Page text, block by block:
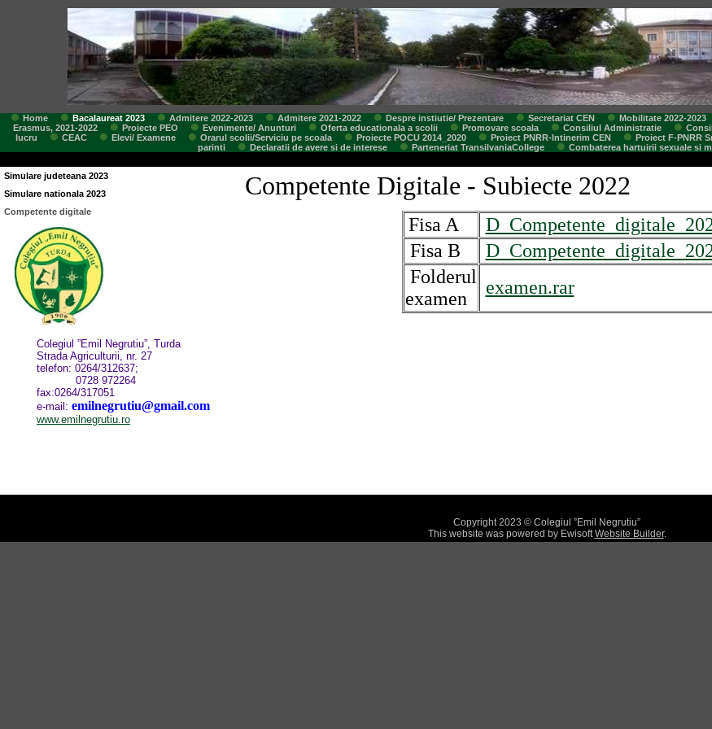
Home Bacalaureat 2023 Admitere 2022-2023 Admitere 2021-2022 Despre instiutie/ Prezentare Secretariat CEN Mobilitate 2022-2023
Erasmus, 2021-2022
Proiecte PEO Evenimente/ Anunturi Oferta educationala a scolii Promovare scoala Consiliul Administratie
lucru
CEAC Elevi/ Examene Orarul scolii/Serviciu pe scoala Proiecte POCU 2014_2020 Proiect PNRR-Intinerim CEN Proiect F-PNRR
parinti
Declaratii de avere si de interese Parteneriat TransilvaniaCollege Combaterea hartuirii sexuale si
Simulare judeteana 2023
Simulare nationala 2023
Competente digitale
Colegiul ”Emil Negrutiu”, Turda
Strada Agriculturii, nr. 27
telefon: 0264/312637;
0728 972264
fax:0264/317051
e-mail: emilnegrutiu@gmail.com
www.emilnegrutiu.ro
Competente Digitale - Subiecte 2022
Fisa A
Fisa B
Folderul
examen
examen.rar
Copyright 2023 © Colegiul ”Emil Negrutiu”
This website was powered by EwisoftWebsite Builder.